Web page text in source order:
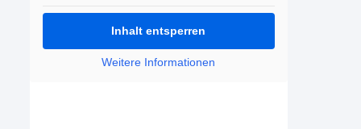
Inhalt entsperren
Weitere Informationen